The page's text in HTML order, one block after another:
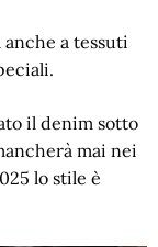
a tessuti
il denim sotto
mai nei
lo stile è